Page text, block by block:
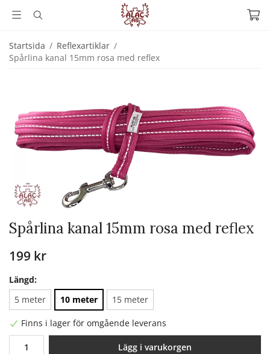
Startsida / Reflexartiklar /
Spårlina kanal 15mm rosa med reflex
Spårlina kanal 15mm rosa med reflex
199 kr
Längd:
5 meter
10 meter 15 meter
Finns i lager för omgående leverans
Lägg i varukorgen